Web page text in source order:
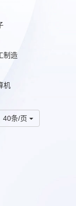
制造
机
40条/页